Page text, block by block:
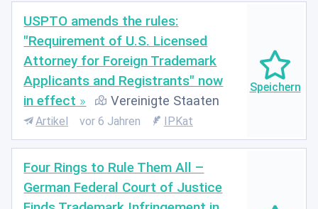
USPTO amends the rules:
"Requirement of U.S. Licensed
Attorney for Foreign Trademark
Applicants and Registrants" now
in effect
Vereinigte Staaten
Artikel vor 6 Jahren IPKat
Four Rings to Rule Them All –
German Federal Court of Justice